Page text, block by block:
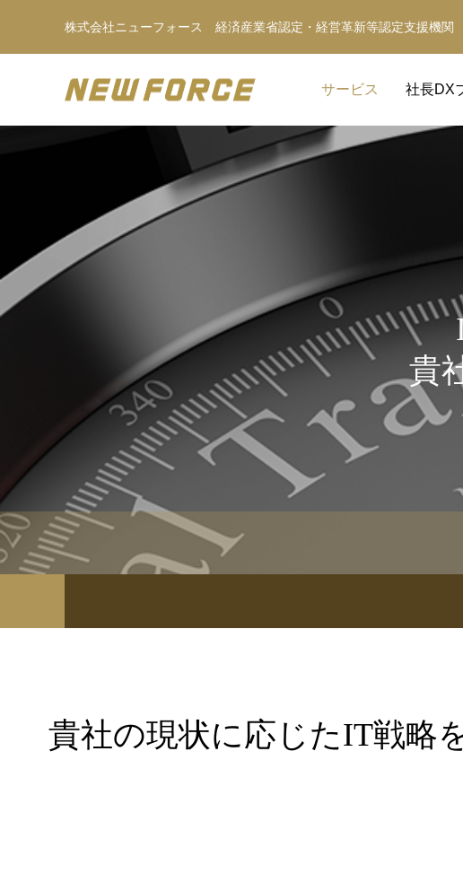
株式会社ニューフォース 経済産業省認定・経営革新等認定支援機関
サービス 社長DX
WEBコンテンツ
WEBマーケティング戦略立案
Claude
補助金の取得
貴
貴社の現状に応じたIT戦略